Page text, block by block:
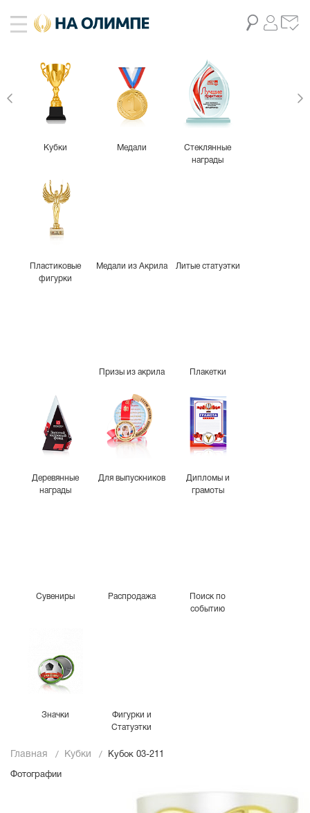
Кубки Медали
Стеклянные
награды
Пластиковые
фигурки
Медали из Акрила Литые статуэтки
Призы из акрила Плакетки
Деревянные
награды
Для выпускников
Дипломы и
грамоты
Сувениры Распродажа
Поиск по
событию
Значки
Фигурки и
Статуэтки
Главная Кубки Кубок 03-211
Фотографии